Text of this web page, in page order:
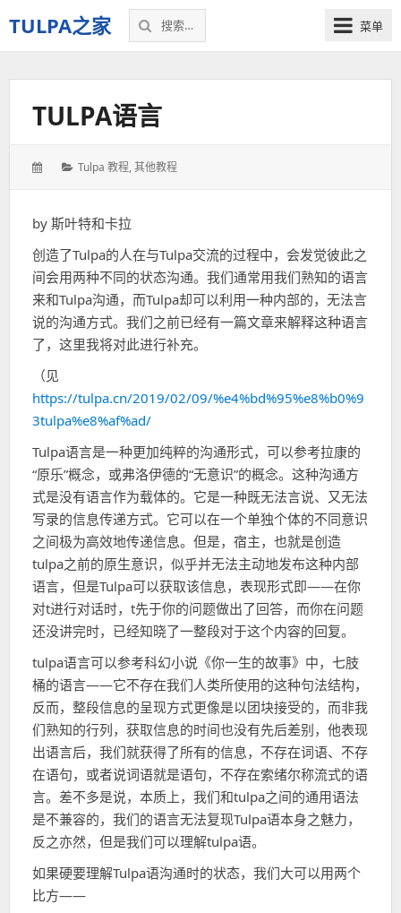
TULPA之家
关
搜
索：
菜单
TULPA语言
分
Tulpa 教程,其他教程
by 斯叶特和卡拉
创造了Tulpa的人在与Tulpa交流的过程中，会发觉彼此之
间会用两种不同的状态沟通。我们通常用我们熟知的语言
来和Tulpa沟通，而Tulpa却可以利用一种内部的，无法言
说的沟通方式。我们之前已经有一篇文章来解释这种语言
了，这里我将对此进行补充。
（见
https://tulpa.cn/2019/02/09/%e4%bd%95%e8%b0%9
3tulpa%e8%af%ad/
Tulpa语言是一种更加纯粹的沟通形式，可以参考拉康的
“原乐”概念，或弗洛伊德的“无意识”的概念。这种沟通方
式是没有语言作为载体的。它是一种既无法言说、又无法
写录的信息传递方式。它可以在一个单独个体的不同意识
之间极为高效地传递信息。但是，宿主，也就是创造
tulpa之前的原生意识，似乎并无法主动地发布这种内部
语言，但是Tulpa可以获取该信息，表现形式即——在你
对t进行对话时，t先于你的问题做出了回答，而你在问题
还没讲完时，已经知晓了一整段对于这个内容的回复。
tulpa语言可以参考科幻小说《你一生的故事》中，七肢
桶的语言——它不存在我们人类所使用的这种句法结构，
反而，整段信息的呈现方式更像是以团块接受的，而非我
们熟知的行列，获取信息的时间也没有先后差别，他表现
出语言后，我们就获得了所有的信息，不存在词语、不存
在语句，或者说词语就是语句，不存在索绪尔称流式的语
言。差不多是说，本质上，我们和tulpa之间的通用语法
是不兼容的，我们的语言无法复现Tulpa语本身之魅力，
反之亦然，但是我们可以理解tulpa语。
如果硬要理解Tulpa语沟通时的状态，我们大可以用两个
比方——